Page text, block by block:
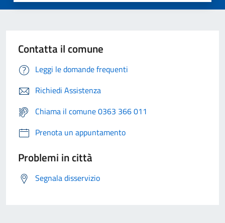
Contatta il comune
Leggi le domande frequenti
Richiedi Assistenza
Chiama il comune 0363 366 011
Prenota un appuntamento
Problemi in città
Segnala disservizio